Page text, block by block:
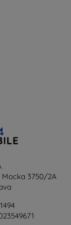
3750/2A